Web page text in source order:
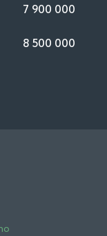
7 900 000
8 500 000